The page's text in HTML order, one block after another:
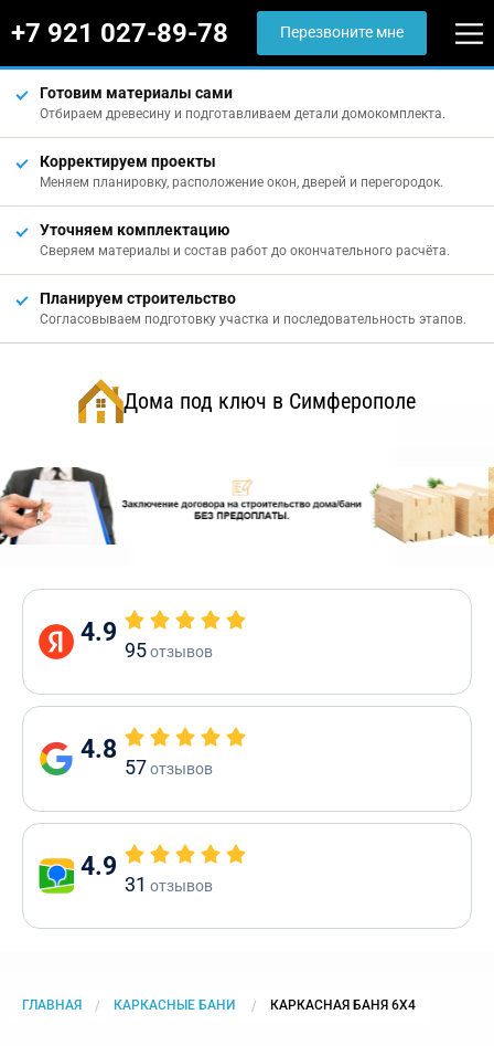
+7 921 027-89-78 Перезвоните мне
Готовим материалы сами
Отбираем древесину и подготавливаем детали домокомплекта.
Корректируем проекты
Меняем планировку, расположение окон, дверей и перегородок.
Уточняем комплектацию
Сверяем материалы и состав работ до окончательного расчёта.
Планируем строительство
Согласовываем подготовку участка и последовательность этапов.
Дома под ключ в Симферополе
4.9
95отзывов
4.8
57отзывов
4.9
31 отзывов
ГЛАВНАЯ КАРКАСНЫЕ БАНИ CURRENT:
КАРКАСНАЯ БАНЯ 6Х4